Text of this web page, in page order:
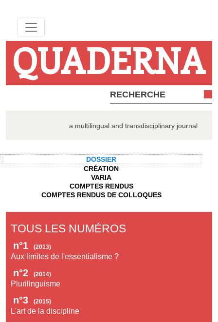
QUADERNA
a multilingual and transdisciplinary journal
DOSSIER
CRÉATION
VARIA
COMPTES RENDUS
COMPTES RENDUS DE COLLOQUES
TOUS LES NUMÉROS
n°1 (2013)
Aux limites de l'essentialisme ?
n°2 (2014)
Plurilinguisme
n°3 (2015)
L'art de la discipline